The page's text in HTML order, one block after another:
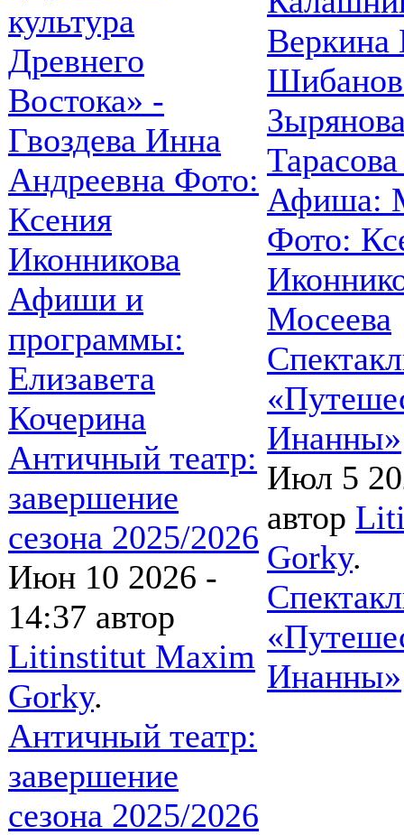
Античный театр:
завершение
сезона 2025/2026
Июн 10 2026 -
14:37 автор
Litinstitut Maxim
Gorky.
Античный театр:
завершение
сезона 2025/2026
Инанны»
Июл 5
автор
Gorky.
Инанны»